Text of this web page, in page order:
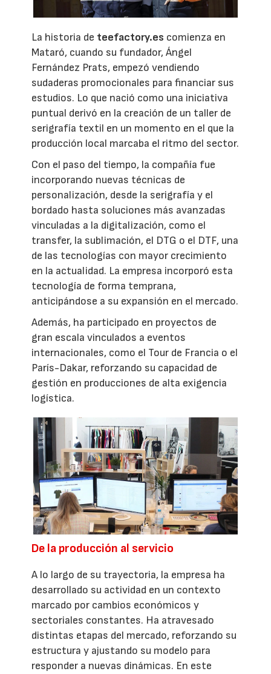
La historia de teefactory.es comienza en
Mataró, cuando su fundador, Ángel
Fernández Prats, empezó vendiendo
sudaderas promocionales para financiar sus
estudios. Lo que nació como una iniciativa
puntual derivó en la creación de un taller de
serigrafía textil en un momento en el que la
producción local marcaba el ritmo del sector.
Con el paso del tiempo, la compañía fue
incorporando nuevas técnicas de
personalización, desde la serigrafía y el
bordado hasta soluciones más avanzadas
vinculadas a la digitalización, como el
transfer, la sublimación, el DTG o el DTF, una
de las tecnologías con mayor crecimiento
en la actualidad. La empresa incorporó esta
tecnología de forma temprana,
anticipándose a su expansión en el mercado.
Además, ha participado en proyectos de
gran escala vinculados a eventos
internacionales, como el Tour de Francia o el
París-Dakar, reforzando su capacidad de
gestión en producciones de alta exigencia
logística.
De la producción al servicio
A lo largo de su trayectoria, la empresa ha
desarrollado su actividad en un contexto
marcado por cambios económicos y
sectoriales constantes. Ha atravesado
distintas etapas del mercado, reforzando su
estructura y ajustando su modelo para
responder a nuevas dinámicas. En este